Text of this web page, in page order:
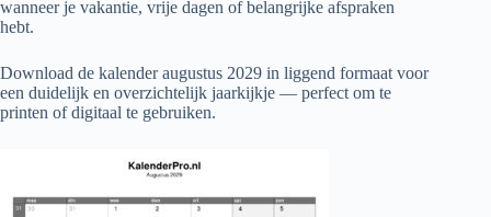
wanneer je vakantie, vrije dagen of belangrijke afspraken
hebt.
Download de kalender augustus 2029 in liggend formaat voor
een duidelijk en overzichtelijk jaarkijkje — perfect om te
printen of digitaal te gebruiken.